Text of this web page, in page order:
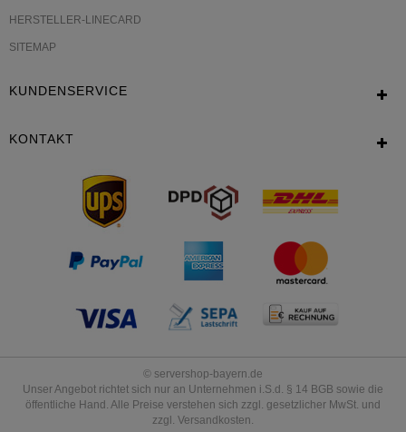
HERSTELLER-LINECARD
SITEMAP
KUNDENSERVICE
KONTAKT
© servershop-bayern.de
Unser Angebot richtet sich nur an Unternehmen i.S.d. § 14 BGB sowie die
öffentliche Hand. Alle Preise verstehen sich zzgl. gesetzlicher MwSt. und
zzgl. Versandkosten.